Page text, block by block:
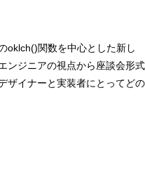
oklch()関数を中心とした新し
ンジニアの視点から座談会形式
ザイナーと実装者にとってどの